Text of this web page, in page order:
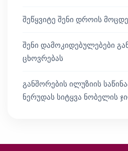
შეწყვიტე შენი დროის
შენი დამოკიდებულებები
ცხოვრებას
განშორების ილუზიის
ნერუდას სიტყვა ნობელის